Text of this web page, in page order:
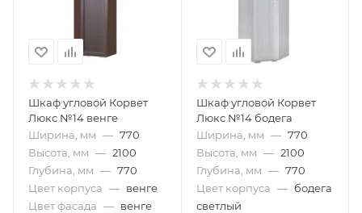
Шкаф угловой Корвет
Люкс №14 венге
Ширина, мм — 770
Высота, мм — 2100
Глубина, мм — 770
Цвет корпуса — венге
Цвет фасада — венге
Шкаф угловой Корвет
Люкс №14 бодега
Ширина, мм — 770
Высота, мм — 2100
Глубина, мм — 770
Цвет корпуса — бодега
светлый